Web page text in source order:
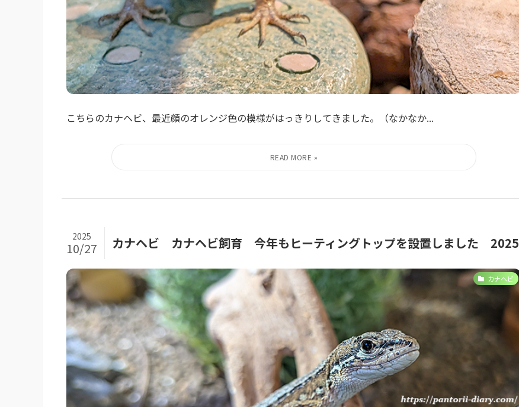
こちらのカナヘビ、最近顔のオレンジ色の模様がはっきりしてきました。（なかなか...
カナヘビ カナヘビ飼育 今年もヒーティングトップを設置しました 2025
2025
10/27
カナヘビ